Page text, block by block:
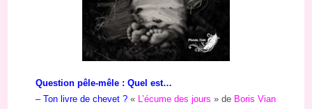
Question pêle-mêle : Quel est…
– Ton livre de chevet ? « L’écume des jours » de Boris Vian